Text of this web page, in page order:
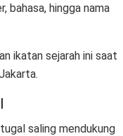
bahasa, hingga nama
ikatan sejarah ini saat
saling mendukung